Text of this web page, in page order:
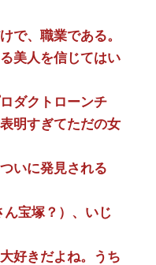
で、職業である。
美人を信じてはい
ダクトローンチ
明すぎてただの女
いに発見される
ん宝塚？）、いじ
好きだよね。うち